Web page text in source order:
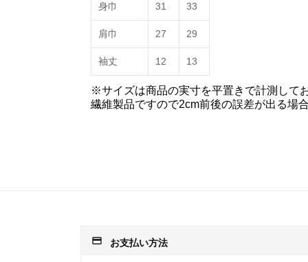
身巾 31 33
肩巾 27 29
袖丈 12 13
※サイズは商品の実寸を平置きで計測して
繊維製品ですので2cm前後の誤差が出る場
payment お支払い方法